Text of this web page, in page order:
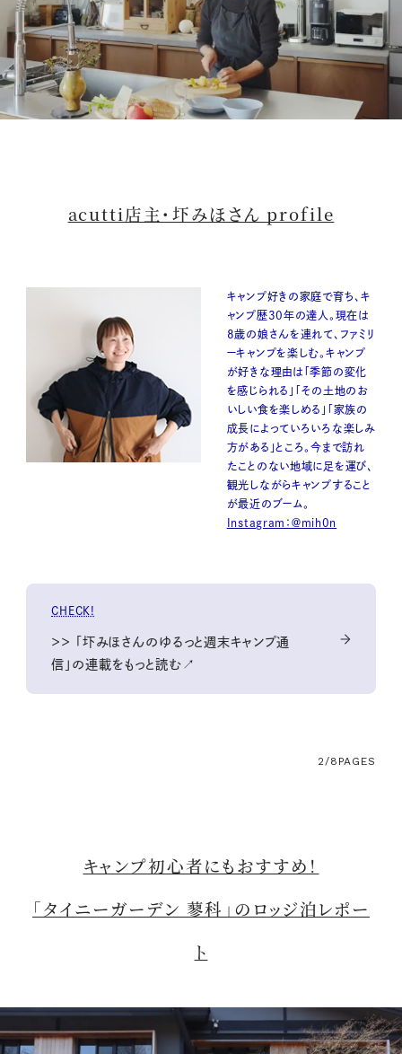
e
acutti店主・圷みほさん profile
キャンプ好きの家庭で育ち、キ
ャンプ歴30年の達人。現在は
8歳の娘さんを連れて、ファミリ
ーキャンプを楽しむ。キャンプ
が好きな理由は「季節の変化
を感じられる」「その土地のお
いしい食を楽しめる」「家族の
成長によっていろいろな楽しみ
方がある」ところ。今まで訪れ
たことのない地域に足を運び、
観光しながらキャンプすること
が最近のブーム。
Instagram：＠mih0n
CHECK!
＞＞ 「圷みほさんのゆるっと週末キャンプ通
信」の連載をもっと読む↗
2/8 PAGES
キャンプ初心者にもおすすめ！
「タイニーガーデン 蓼科」のロッジ泊レポー
ト